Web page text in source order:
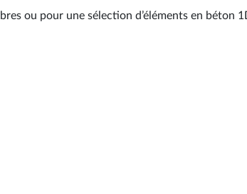
ou pour une sélection d’éléments en béton